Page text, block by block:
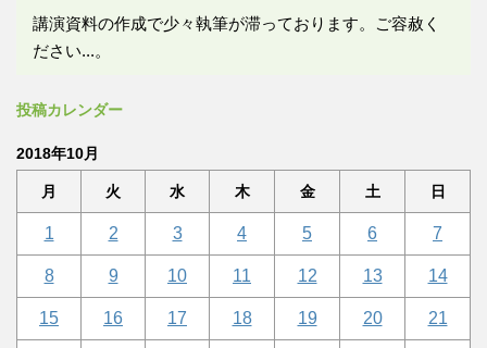
講演資料の作成で少々執筆が滞っております。ご容赦く
ださい...。
投稿カレンダー
2018年10月
月 火 水 木 金 土 日
1 2 3 4 5 6 7
8 9 10 11 12 13 14
15 16 17 18 19 20 21